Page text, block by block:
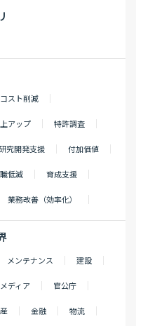
コスト削減
アップ 特許調査
究開発支援 付加価値
低減 育成支援
業務改善（効率化）
メンテナンス 建設
メディア 官公庁
金融 物流